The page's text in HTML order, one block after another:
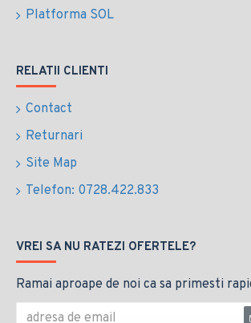
Platforma SOL
RELATII CLIENTI
Contact
Returnari
Site Map
Telefon: 0728.422.833
VREI SA NU RATEZI OFERTELE?
Ramai aproape de noi ca sa primesti